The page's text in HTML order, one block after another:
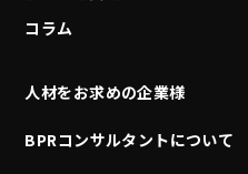
コラム
人材をお求めの企業様
BPRコンサルタントについて